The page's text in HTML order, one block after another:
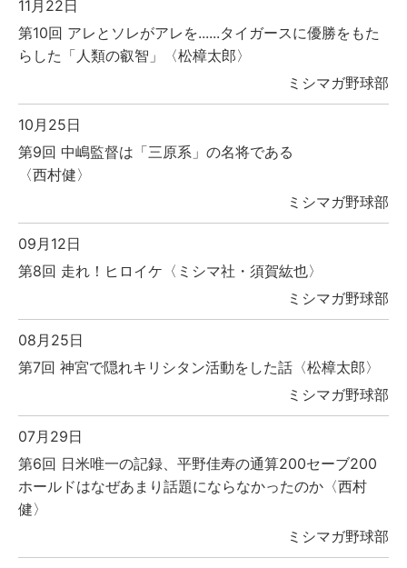
11月22日
第10回 アレとソレがアレを......タイガースに優勝をもた
らした「人類の叡智」〈松樟太郎〉
ミシマガ野球部
10月25日
第9回 中嶋監督は「三原系」の名将である
〈西村健〉
ミシマガ野球部
09月12日
第8回 走れ！ヒロイケ〈ミシマ社・須賀紘也〉
ミシマガ野球部
08月25日
第7回 神宮で隠れキリシタン活動をした話〈松樟太郎〉
ミシマガ野球部
07月29日
第6回 日米唯一の記録、平野佳寿の通算200セーブ200
ホールドはなぜあまり話題にならなかったのか〈西村
健〉
ミシマガ野球部